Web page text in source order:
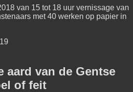
van 15 tot 18 uur vernissage van
met 40 werken op papier in
aard van de Gentse
of feit